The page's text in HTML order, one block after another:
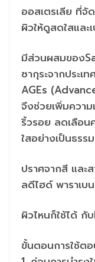
ออสเตรเลีย ที่จั
ผิวให้ดูสดใสแล
มีส่วนผสมของ
ซากุระจากประเ
AGEs
จึงช่วยเพิ่มควา
ริ้วรอย ลดเลือน
ใสอย่างเป็นธรร
ปราศจากสี แล
ลดีไฮด์ พาราเบ
ผิวไหนก็ใช้ได้ กั
ขั้นตอนการใช้ตอ